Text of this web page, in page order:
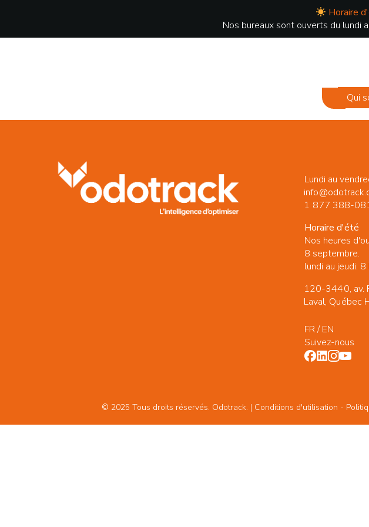
Horaire
Nos bureaux sont ouverts du lundi
Qui
Lundi au
1 877 388-
Horaire d'été
Nos heures
8 septembre.
lundi au jeudi:
120-3440, av.
Laval, Québec
FR/EN
Suivez-nous
© 2025 Tous droits réservés. Odotrack. | Conditions d'utilisation -